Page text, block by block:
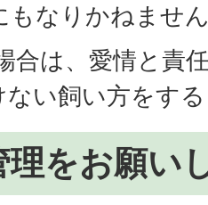
もなりかねませ
合は、愛情と責
ない飼い方をす
理をお願い